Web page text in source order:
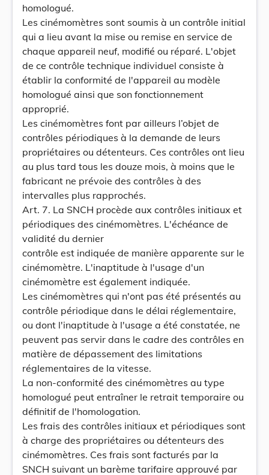
homologué.
Les cinémomètres sont soumis à un contrôle initial
qui a lieu avant la mise ou remise en service de
chaque appareil neuf, modifié ou réparé. L'objet
de ce contrôle technique individuel consiste à
établir la conformité de l'appareil au modèle
homologué ainsi que son fonctionnement
approprié.
Les cinémomètres font par ailleurs l’objet de
contrôles périodiques à la demande de leurs
propriétaires ou détenteurs. Ces contrôles ont lieu
au plus tard tous les douze mois, à moins que le
fabricant ne prévoie des contrôles à des
intervalles plus rapprochés.
Art. 7. La SNCH procède aux contrôles initiaux et
périodiques des cinémomètres. L'échéance de
validité du dernier
contrôle est indiquée de manière apparente sur le
cinémomètre. L'inaptitude à l'usage d'un
cinémomètre est également indiquée.
Les cinémomètres qui n'ont pas été présentés au
contrôle périodique dans le délai réglementaire,
ou dont l'inaptitude à l'usage a été constatée, ne
peuvent pas servir dans le cadre des contrôles en
matière de dépassement des limitations
réglementaires de la vitesse.
La non-conformité des cinémomètres au type
homologué peut entraîner le retrait temporaire ou
définitif de l'homologation.
Les frais des contrôles initiaux et périodiques sont
à charge des propriétaires ou détenteurs des
cinémomètres. Ces frais sont facturés par la
SNCH suivant un barème tarifaire approuvé par